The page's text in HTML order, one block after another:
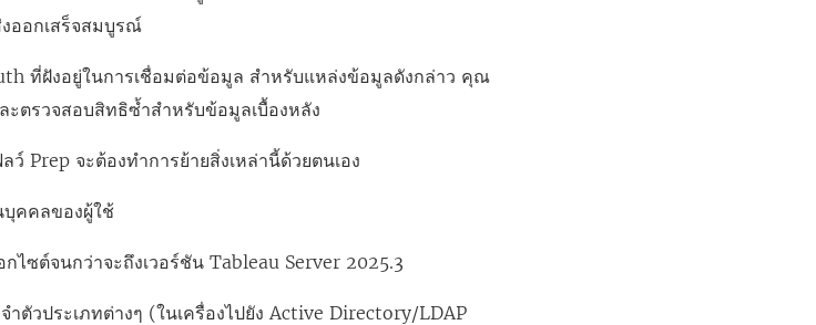
ออกเสร็จสมบูรณ์
ที่ฝังอยู่ในการเชื่อมต่อข้อมูล สำหรับแหล่งข้อมูลดังกล่าว คุณ
ะตรวจสอบสิทธิซ้ำสำหรับข้อมูลเบื้องหลัง
Prep จะต้องทำการย้ายสิ่งเหล่านี้ด้วยตนเอง
คคลของผู้ใช้
ไซต์จนกว่าจะถึงเวอร์ชัน Tableau Server 2025.3
าตัวประเภทต่างๆ (ในเครื่องไปยัง Active Directory/LDAP